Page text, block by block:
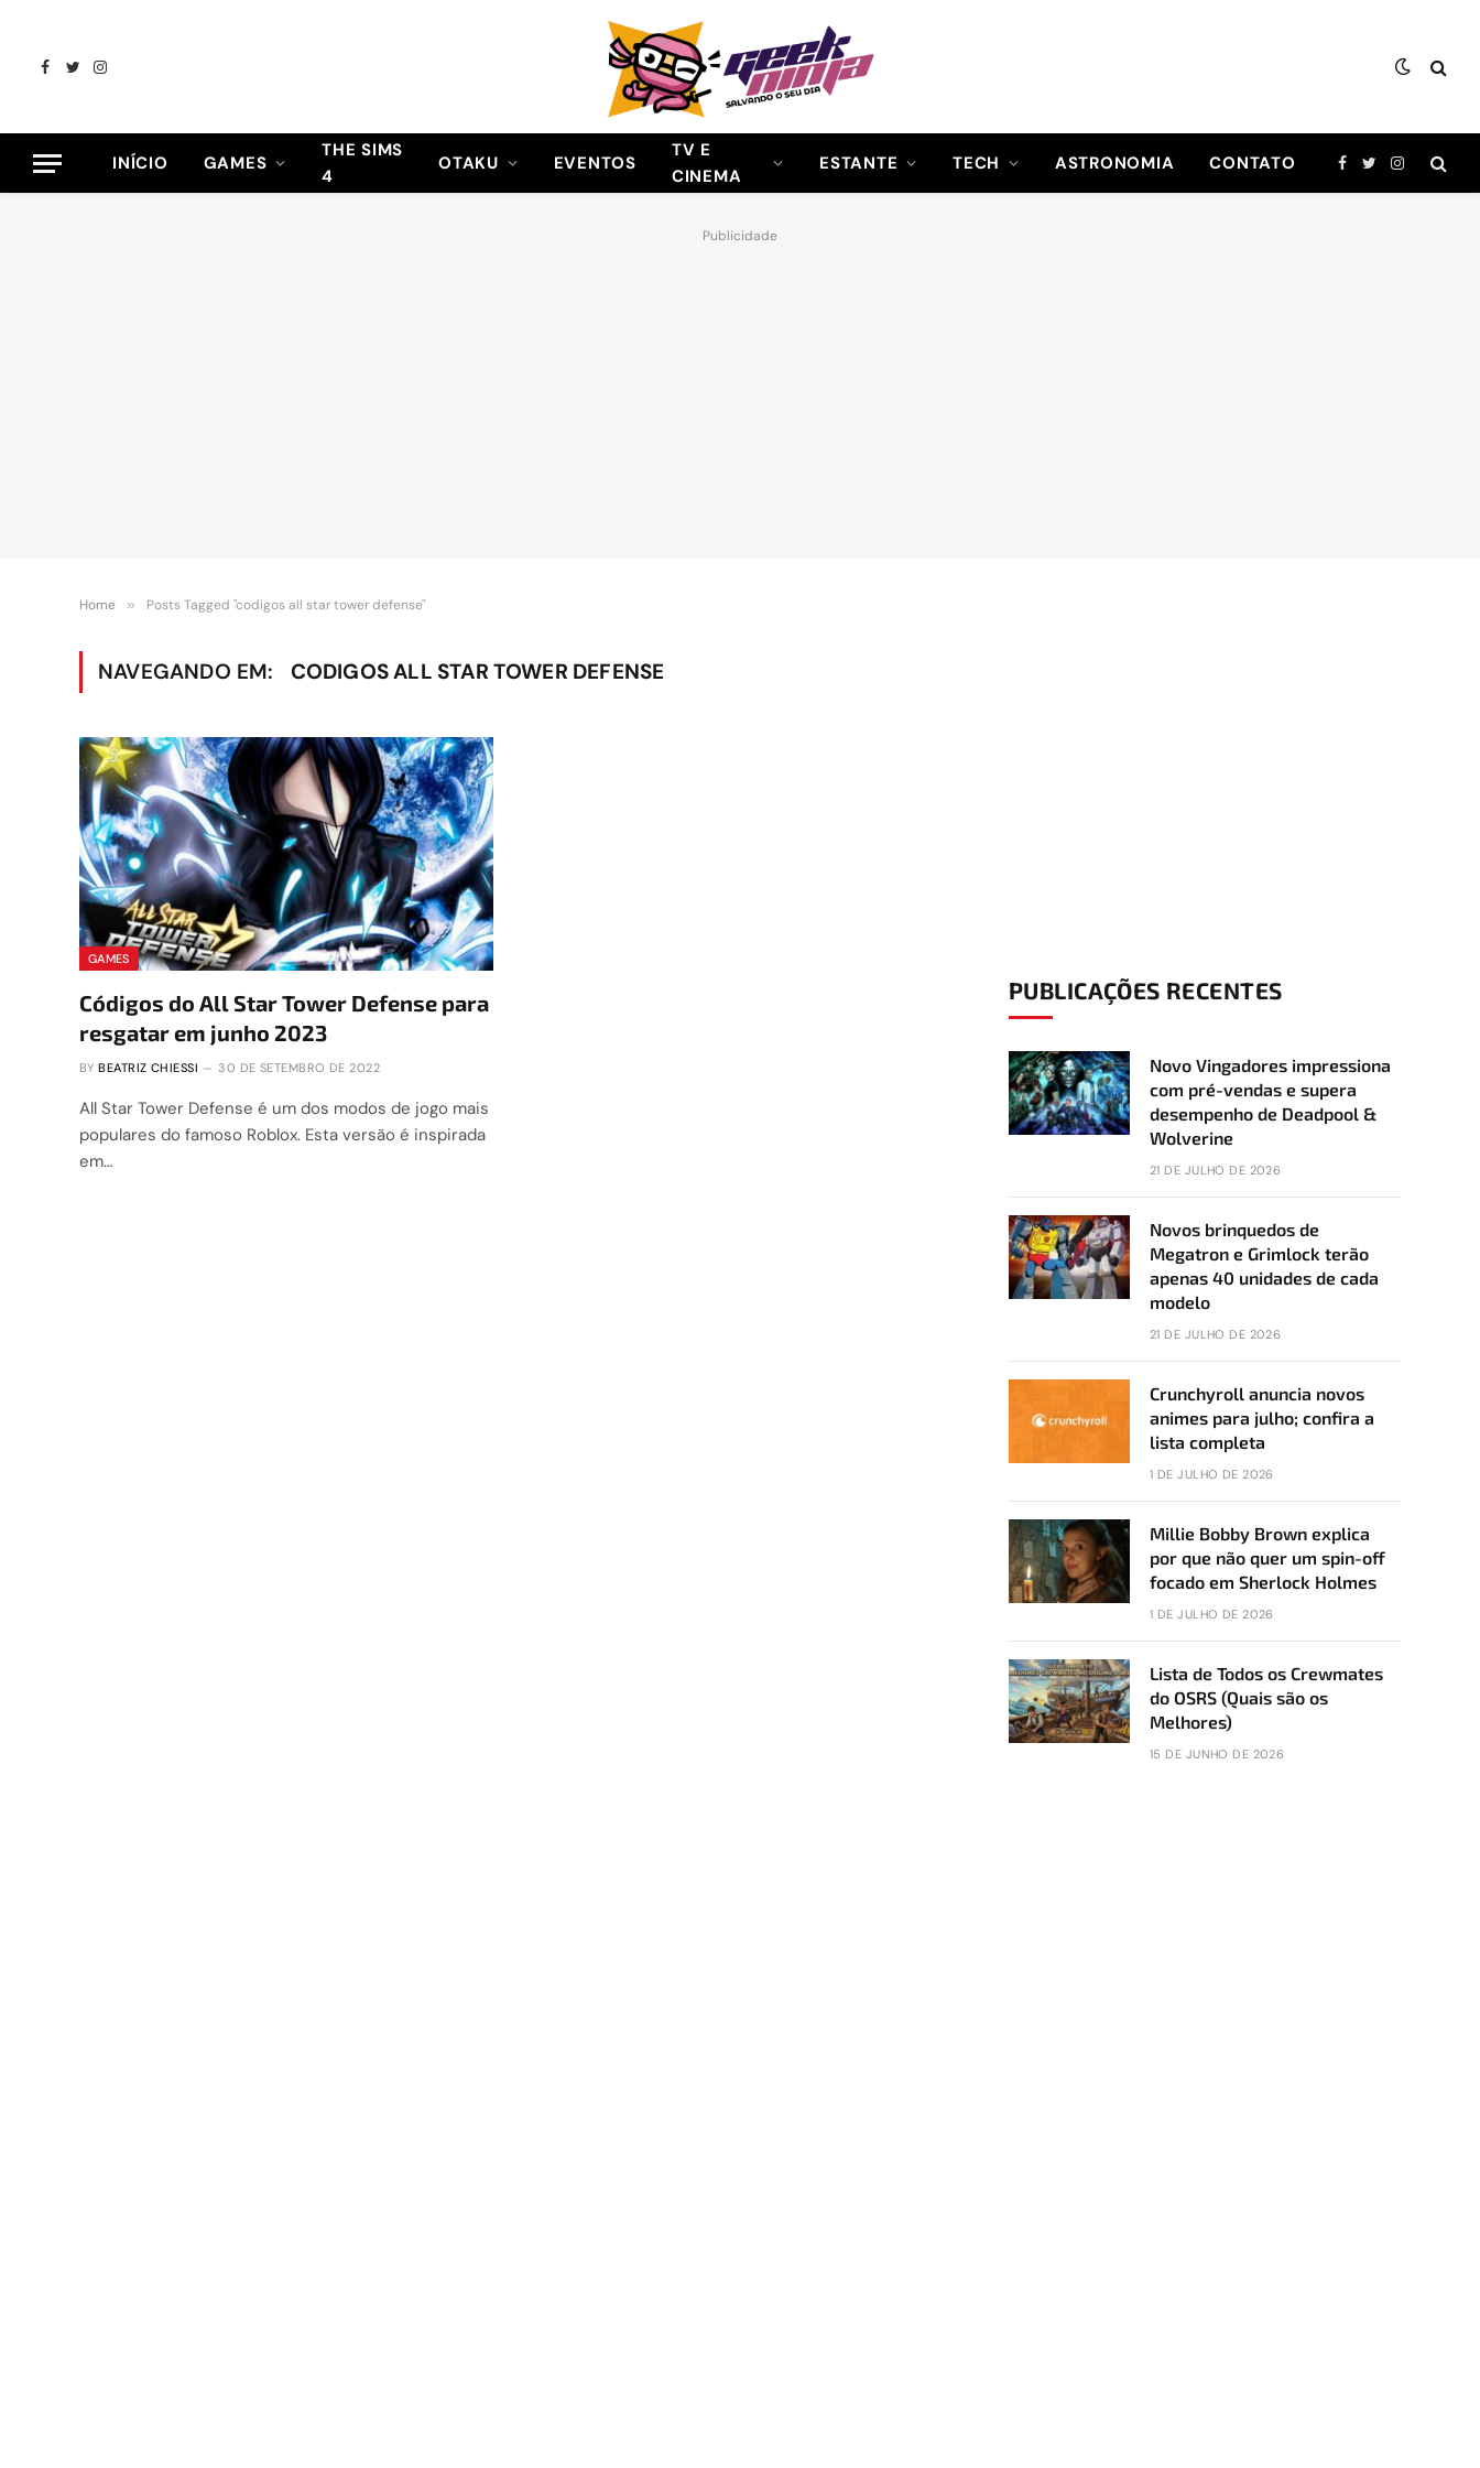
Facebook
TwitterInstagram
INÍCIO GAMES
THE SIMS
4
OTAKU EVENTOS
TV E
CINEMA
ESTANTE TECH ASTRONOMIA CONTATO Facebook
TwitterInstagram
Publicidade
Home » Posts Tagged "codigos all star tower defense"
NAVEGANDO EM: CODIGOS ALL STAR TOWER DEFENSE
GAMES
Códigos do All Star Tower Defense para
resgatar em junho 2023
BY BEATRIZ CHIESSI 30 DE SETEMBRO DE 2022
All Star Tower Defense é um dos modos de jogo mais
populares do famoso Roblox. Esta versão é inspirada
em…
PUBLICAÇÕES RECENTES
Novo Vingadores impressiona
com pré-vendas e supera
desempenho de Deadpool &
Wolverine
21 DE JULHO DE 2026
Novos brinquedos de
Megatron e Grimlock terão
apenas 40 unidades de cada
modelo
21 DE JULHO DE 2026
Crunchyroll anuncia novos
animes para julho; confira a
lista completa
1 DE JULHO DE 2026
Millie Bobby Brown explica
por que não quer um spin-off
focado em Sherlock Holmes
1 DE JULHO DE 2026
Lista de Todos os Crewmates
do OSRS (Quais são os
Melhores)
15 DE JUNHO DE 2026